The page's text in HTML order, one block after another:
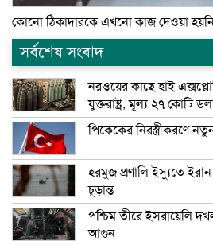
কোনো ঠিকাদারকে এখনো কাজ দেওয়া
সর্বশেষ সংবাদ
নরওয়ের কাছে হাই
যুক্তরাষ্ট্র, মূল্য ২৭ কোটি
পিকেকের নিরস্ত্রীকরণে
হরমুজ প্রণালি ইস্যুতে
চূড়ান্ত
পশ্চিম তীরে ইসরায়েলি
আগুন